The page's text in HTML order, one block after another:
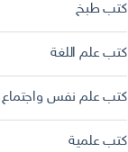
كتب طبخ
كتب علم اللغة
كتب علم نفس واجتماع
كتب علمية